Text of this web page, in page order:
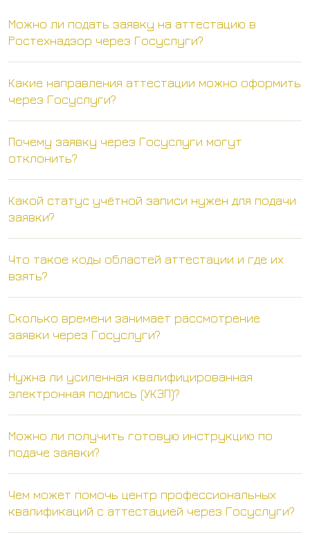
Можно ли подать заявку на аттестацию в
Ростехнадзор через Госуслуги?
Какие направления аттестации можно оформить
через Госуслуги?
Почему заявку через Госуслуги могут
отклонить?
Какой статус учётной записи нужен для подачи
заявки?
Что такое коды областей аттестации и где их
взять?
Сколько времени занимает рассмотрение
заявки через Госуслуги?
Нужна ли усиленная квалифицированная
электронная подпись (УКЭП)?
Можно ли получить готовую инструкцию по
подаче заявки?
Чем может помочь центр профессиональных
квалификаций с аттестацией через Госуслуги?